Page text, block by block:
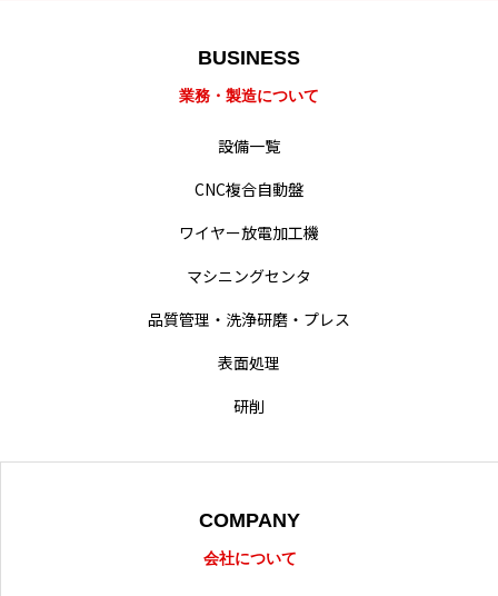
採用情報
BUSINESS
業務・製造について
設備一覧
CNC複合自動盤
ワイヤー放電加工機
マシニングセンタ
品質管理・洗浄研磨・プレス
表面処理
研削
COMPANY
会社について